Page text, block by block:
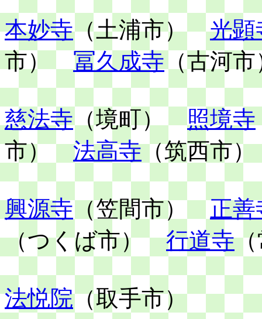
本妙寺（土浦市）光顕
市） 冨久成寺 （古河
慈法寺（境町）照境寺
市）法高寺（筑西市）
興源寺（笠間市）正善
（つくば市）行道寺
法悦院（取手市）